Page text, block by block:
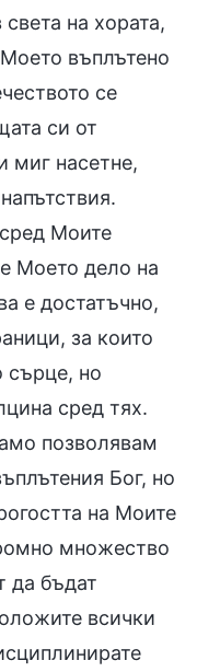
на хората,
въплътено
се
си от
миг насетне,
Моите
Моето дело на
е достатъчно,
за които
сърце, но
сред тях.
позволявам
Бог, но
на Моите
множество
да бъдат
всички